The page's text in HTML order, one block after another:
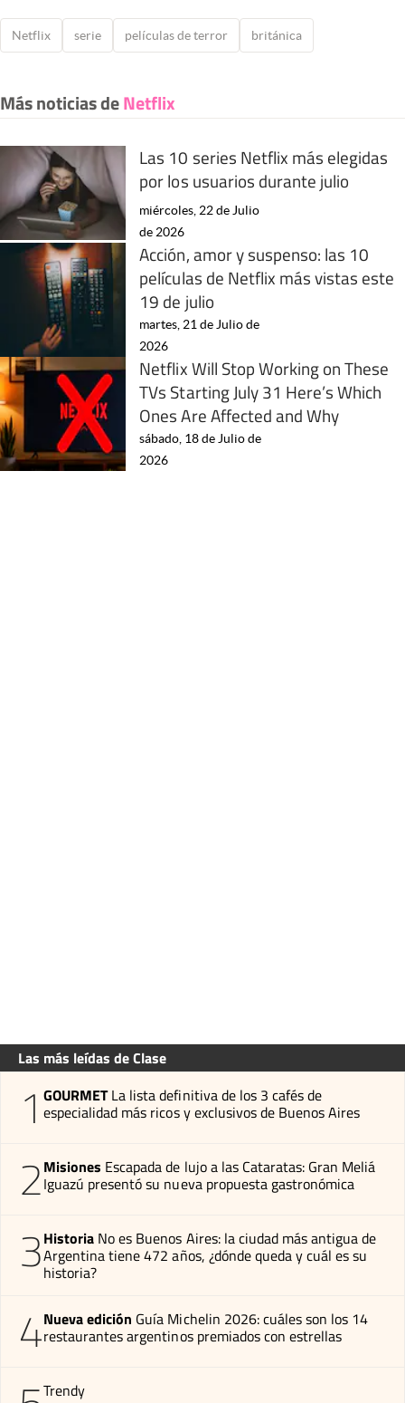
Netflix serie películas de terror británica
Más noticias deNetflix
Las 10 series Netflix más elegidas
por los usuarios durante julio
miércoles, 22 de Julio
de 2026
Acción, amor y suspenso: las 10
películas de Netflix más vistas este
19 de julio
martes, 21 de Julio de
2026
Netflix Will Stop Working on These
TVs Starting July 31 Here’s Which
Ones Are Affected and Why
sábado, 18 de Julio de
2026
Las más leídas de Clase
1 GOURMET La lista definitiva de los 3 cafés de
especialidad más ricos y exclusivos de Buenos Aires
2Misiones Escapada de lujo a las Cataratas: Gran Meliá
Iguazú presentó su nueva propuesta gastronómica
3Historia No es Buenos Aires: la ciudad más antigua de
Argentina tiene 472 años, ¿dónde queda y cuál es su
historia?
4Nueva edición Guía Michelin 2026: cuáles son los 14
restaurantes argentinos premiados con estrellas
Trendy